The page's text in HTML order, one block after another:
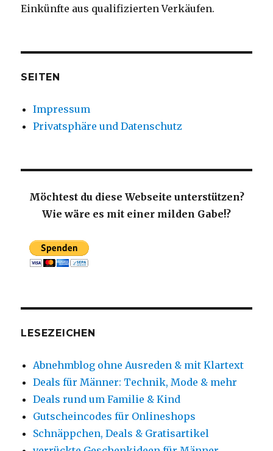
Einkünfte aus qualifizierten Verkäufen.
SEITEN
Impressum
Privatsphäre und Datenschutz
Möchtest du diese Webseite unterstützen?
Wie wäre es mit einer milden Gabe!?
LESEZEICHEN
Abnehmblog ohne Ausreden & mit Klartext
Deals für Männer: Technik, Mode & mehr
Deals rund um Familie & Kind
Gutscheincodes für Onlineshops
Schnäppchen, Deals & Gratisartikel